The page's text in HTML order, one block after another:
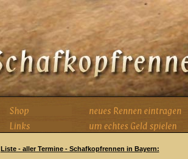
Liste - aller Termine - Schafkopfrennen in Bayern: